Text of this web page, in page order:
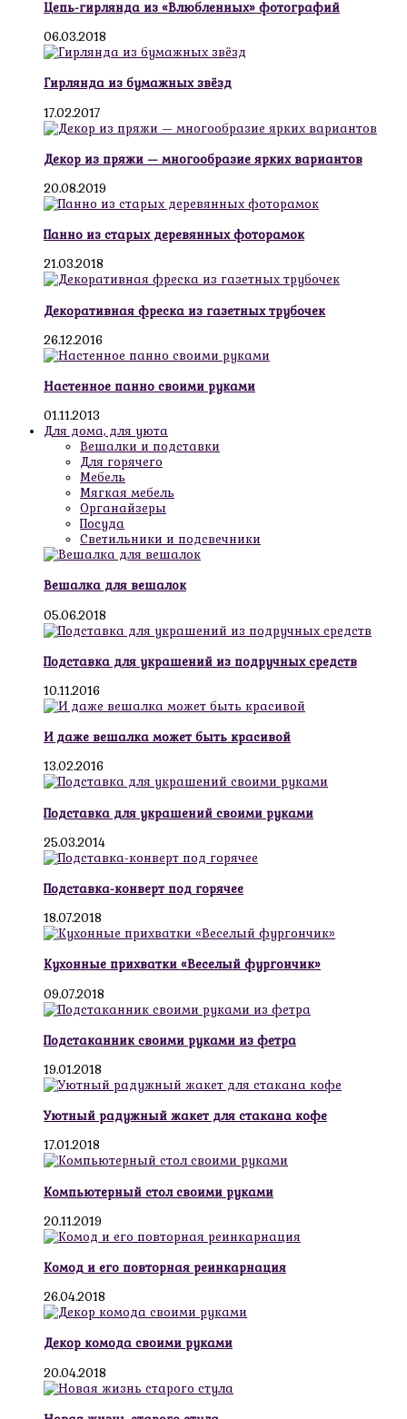
Цепь-гирлянда из «Влюбленных» фотографий
06.03.2018
Гирлянда из бумажных звёзд
17.02.2017
Декор из пряжи — многообразие ярких вариантов
20.08.2019
Панно из старых деревянных фоторамок
21.03.2018
Декоративная фреска из газетных трубочек
26.12.2016
Настенное панно своими руками
01.11.2013
Для дома, для уюта
Вешалки и подставки
Для горячего
Мебель
Мягкая мебель
Органайзеры
Посуда
Светильники и подсвечники
Вешалка для вешалок
05.06.2018
Подставка для украшений из подручных средств
10.11.2016
И даже вешалка может быть красивой
13.02.2016
Подставка для украшений своими руками
25.03.2014
Подставка-конверт под горячее
18.07.2018
Кухонные прихватки «Веселый фургончик»
09.07.2018
Подстаканник своими руками из фетра
19.01.2018
Уютный радужный жакет для стакана кофе
17.01.2018
Компьютерный стол своими руками
20.11.2019
Комод и его повторная реинкарнация
26.04.2018
Декор комода своими руками
20.04.2018